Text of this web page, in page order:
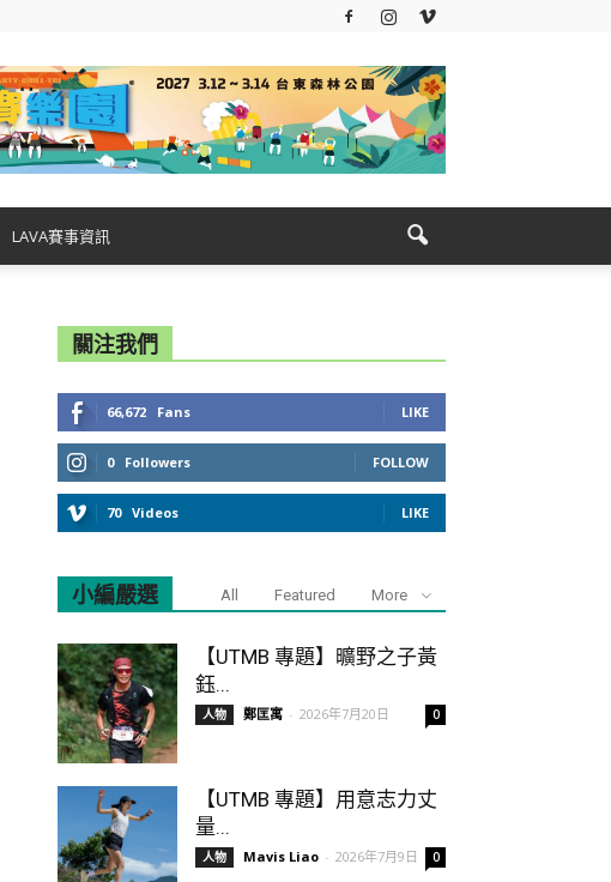
LAVA賽事資訊
關注我們
66,672 Fans LIKE
0 Followers FOLLOW
70 Videos LIKE
小編嚴選 All Featured More
【UTMB 專題】曠野之子黃
鈺...
人物 鄭匡寓 - 2026年7月20日 0
【UTMB 專題】用意志力丈
量...
人物 Mavis Liao - 2026年7月9日 0